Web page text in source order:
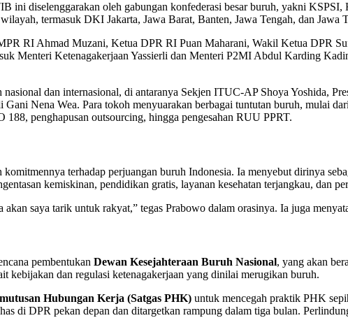
ini diselenggarakan oleh gabungan konfederasi besar buruh, yakni
termasuk DKI Jakarta, Jawa Barat, Banten, Jawa Tengah, dan Jawa
RI Ahmad Muzani, Ketua DPR RI Puan Maharani, Wakil Ketua DPR
Menteri Ketenagakerjaan Yassierli dan Menteri P2MI Abdul Karding
dan internasional, di antaranya Sekjen ITUC-AP Shoya Yoshida,
Nena Wea. Para tokoh menyuarakan berbagai tuntutan buruh, mulai
penghapusan outsourcing, hingga pengesahan RUU PPRT.
terhadap perjuangan buruh Indonesia. Ia menyebut dirinya
kemiskinan, pendidikan gratis, layanan kesehatan terjangkau, dan
saya tarik untuk rakyat,” tegas Prabowo dalam orasinya. Ia juga
pembentukan Dewan Kesejahteraan Buruh Nasional, yang akan
kebijakan dan regulasi ketenagakerjaan yang dinilai merugikan buruh.
Hubungan Kerja (Satgas PHK) untuk mencegah praktik PHK
di DPR pekan depan dan ditargetkan rampung dalam tiga bulan.